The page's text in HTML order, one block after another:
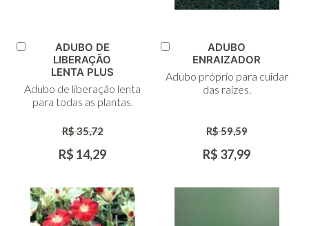
Adicionar
ADUBO DE
LIBERAÇÃO
LENTA PLUS
Adubo de liberação lenta
para todas as plantas.
R$ 35,72
R$ 14,29
Adicionar
Carrinho
ADUBO
ENRAIZADOR
Adubo próprio para cuidar
das raízes.
R$ 59,59
R$ 37,99